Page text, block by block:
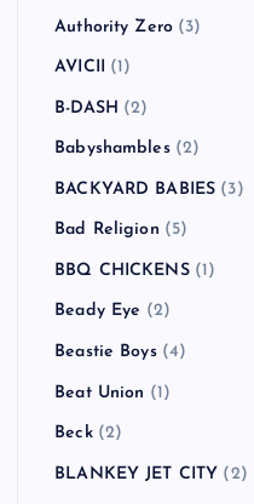
Authority Zero (3)
AVICII (1)
B-DASH (2)
Babyshambles(2)
BACKYARD BABIES (3)
Bad Religion (5)
BBQ CHICKENS(1)
Beady Eye (2)
Beastie Boys(4)
Beat Union (1)
Beck(2)
BLANKEY JET CITY (2)